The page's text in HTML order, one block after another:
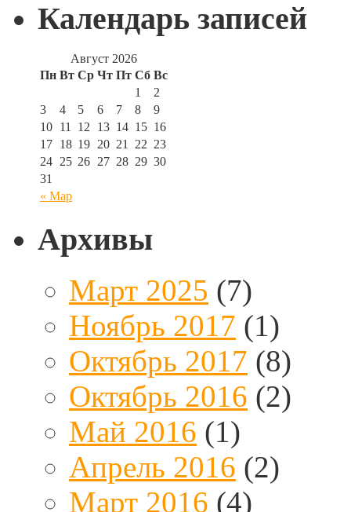
Календарь записей
Август 2026
Пн Вт Ср Чт Пт Сб Вс
« Мар
1
2
3
4 5 6 7 8
9
10 11 12 13 14 15 16
17 18 19 20 21 22 23
24 25 26 27 28 29 30
31
Архивы
Март 2025 (7)
Ноябрь 2017 (1)
Октябрь 2017 (8)
Октябрь 2016 (2)
Май 2016 (1)
Апрель 2016 (2)
Март 2016 (4)